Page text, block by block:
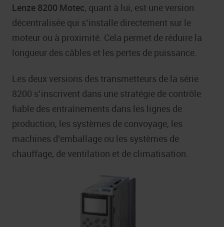
Lenze 8200 Motec, quant à lui, est une version
décentralisée qui s’installe directement sur le
moteur ou à proximité. Cela permet de réduire la
longueur des câbles et les pertes de puissance.
Les deux versions des transmetteurs de la série
8200 s’inscrivent dans une stratégie de contrôle
fiable des entraînements dans les lignes de
production, les systèmes de convoyage, les
machines d’emballage ou les systèmes de
chauffage, de ventilation et de climatisation.